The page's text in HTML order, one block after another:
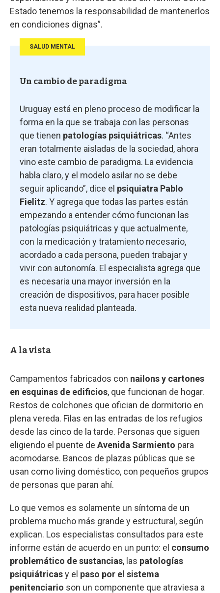
Estado tenemos la responsabilidad de mantenerlos
en condiciones dignas”.
SALUD MENTAL
Un cambio de paradigma
Uruguay está en pleno proceso de modificar la
forma en la que se trabaja con las personas
que tienen patologías psiquiátricas. “Antes
eran totalmente aisladas de la sociedad, ahora
vino este cambio de paradigma. La evidencia
habla claro, y el modelo asilar no se debe
seguir aplicando”, dice el psiquiatra Pablo
Fielitz. Y agrega que todas las partes están
empezando a entender cómo funcionan las
patologías psiquiátricas y que actualmente,
con la medicación y tratamiento necesario,
acordado a cada persona, pueden trabajar y
vivir con autonomía. El especialista agrega que
es necesaria una mayor inversión en la
creación de dispositivos, para hacer posible
esta nueva realidad planteada.
A la vista
Campamentos fabricados con nailons y cartones
en esquinas de edificios, que funcionan de hogar.
Restos de colchones que ofician de dormitorio en
plena vereda. Filas en las entradas de los refugios
desde las cinco de la tarde. Personas que siguen
eligiendo el puente de Avenida Sarmiento para
acomodarse. Bancos de plazas públicas que se
usan como living doméstico, con pequeños grupos
de personas que paran ahí.
Lo que vemos es solamente un síntoma de un
problema mucho más grande y estructural, según
explican. Los especialistas consultados para este
informe están de acuerdo en un punto: el consumo
problemático de sustancias, las patologías
psiquiátricasy el paso por el sistema
penitenciario son un componente que atraviesa a